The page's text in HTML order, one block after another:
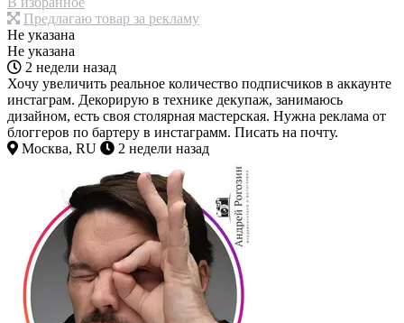
Предлагаю товар за рекламу
Не указана
Не указана
2 недели назад
Хочу увеличить реальное количество подписчиков в аккаунте
инстаграм. Декорирую в технике декупаж, занимаюсь
дизайном, есть своя столярная мастерская. Нужна реклама от
блоггеров по бартеру в инстаграмм. Писать на почту.
Москва, RU
2 недели назад